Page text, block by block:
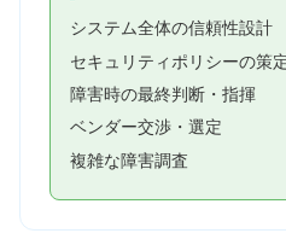
システム全体の信頼性設計
セキュリティポリシーの策
障害時の最終判断・指揮
ベンダー交渉・選定
複雑な障害調査